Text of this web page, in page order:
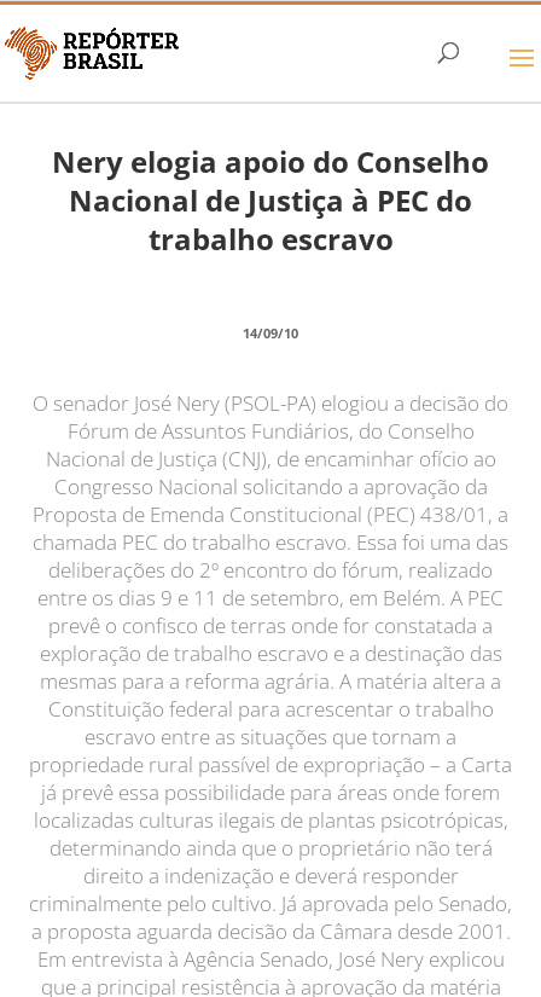
Nery elogia apoio do Conselho
Nacional de Justiça à PEC do
trabalho escravo
14/09/10
O senador José Nery (PSOL-PA) elogiou a decisão do
Fórum de Assuntos Fundiários, do Conselho
Nacional de Justiça (CNJ), de encaminhar ofício ao
Congresso Nacional solicitando a aprovação da
Proposta de Emenda Constitucional (PEC) 438/01, a
chamada PEC do trabalho escravo. Essa foi uma das
deliberações do 2º encontro do fórum, realizado
entre os dias 9 e 11 de setembro, em Belém. A PEC
prevê o confisco de terras onde for constatada a
exploração de trabalho escravo e a destinação das
mesmas para a reforma agrária. A matéria altera a
Constituição federal para acrescentar o trabalho
escravo entre as situações que tornam a
propriedade rural passível de expropriação – a Carta
já prevê essa possibilidade para áreas onde forem
localizadas culturas ilegais de plantas psicotrópicas,
determinando ainda que o proprietário não terá
direito a indenização e deverá responder
criminalmente pelo cultivo. Já aprovada pelo Senado,
a proposta aguarda decisão da Câmara desde 2001.
Em entrevista à Agência Senado, José Nery explicou
que a principal resistência à aprovação da matéria